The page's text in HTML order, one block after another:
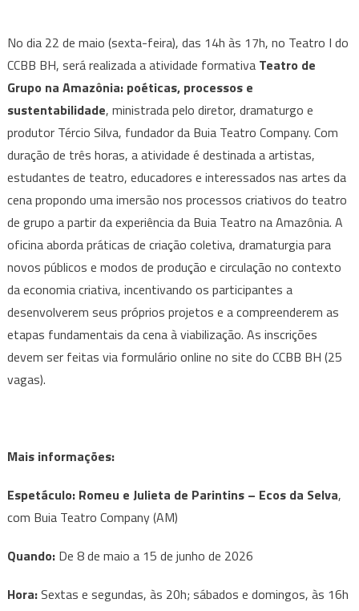
No dia 22 de maio (sexta-feira), das 14h às 17h, no Teatro I do
CCBB BH, será realizada a atividade formativa Teatro de
Grupo na Amazônia: poéticas, processos e
sustentabilidade, ministrada pelo diretor, dramaturgo e
produtor Tércio Silva, fundador da Buia Teatro Company. Com
duração de três horas, a atividade é destinada a artistas,
estudantes de teatro, educadores e interessados nas artes da
cena propondo uma imersão nos processos criativos do teatro
de grupo a partir da experiência da Buia Teatro na Amazônia. A
oficina aborda práticas de criação coletiva, dramaturgia para
novos públicos e modos de produção e circulação no contexto
da economia criativa, incentivando os participantes a
desenvolverem seus próprios projetos e a compreenderem as
etapas fundamentais da cena à viabilização. As inscrições
devem ser feitas via formulário online no site do CCBB BH (25
vagas).
Mais informações:
Espetáculo: Romeu e Julieta de Parintins – Ecos da Selva,
com Buia Teatro Company (AM)
Quando: De 8 de maio a 15 de junho de 2026
Hora:Sextas e segundas, às 20h; sábados e domingos, às 16h